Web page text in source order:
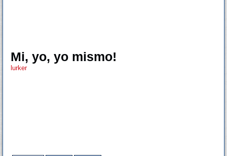
Mi, yo, yo mismo!
lurker